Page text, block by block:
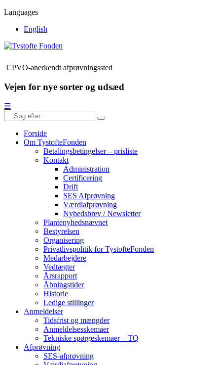
Languages
English
CPVO-anerkendt afprøvningssted
Vejen for nye sorter og udsæd
☰
Forside
Om TystofteFonden
Betalingsbetingelser – prisliste
Kontakt
Administration
Certificering
Drift
SES Afprøvning
Værdiafprøvning
Nyhedsbrev / Newsletter
Plantenyhedsnævnet
Bestyrelsen
Organisering
Privatlivspolitik for TystofteFonden
Medarbejdere
Vedtægter
Årsrapport
Åbningstider
Historie
Ledige stillinger
Anmeldelser
Tidsfrist og mængder
Anmeldelsesskemaer
Tekniske spørgeskemaer – TQ
Afprøvning
SES-afprøvning